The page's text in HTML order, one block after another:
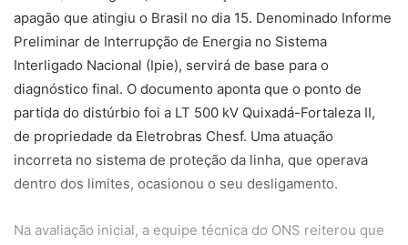
apagão que atingiu o Brasil no dia 15. Denominado Informe
Preliminar de Interrupção de Energia no Sistema
Interligado Nacional (Ipie), servirá de base para o
diagnóstico final. O documento aponta que o ponto de
partida do distúrbio foi a LT 500 kV Quixadá-Fortaleza II,
de propriedade da Eletrobras Chesf. Uma atuação
incorreta no sistema de proteção da linha, que operava
dentro dos limites, ocasionou o seu desligamento.
Na avaliação inicial, a equipe técnica do ONS reiterou que